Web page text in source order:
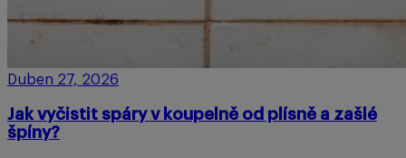
Duben 27, 2026
Jak vyčistit spáry v koupelně od plísně a zašlé
špíny?